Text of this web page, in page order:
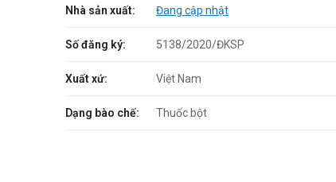
Nhà sản xuất: Đang cập nhật
Số đăng ký: 5138/2020/ĐKSP
Xuất xứ: Việt Nam
Dạng bào chế: Thuốc bột